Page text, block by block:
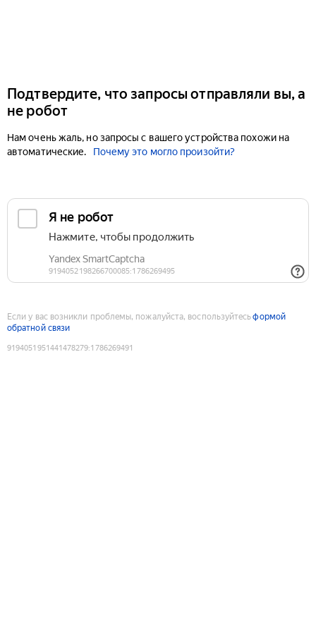
Подтвердите, что запросы отправляли вы, а
не робот
Нам очень жаль, но запросы с вашего устройства похожи на
автоматические.
Почему это могло произойти?
Если у вас возникли проблемы, пожалуйста, воспользуйтесьформой
обратной связи
9194051951441478279:1786269491